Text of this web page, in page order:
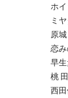
ホ
ミ
原
恋
早
桃
西